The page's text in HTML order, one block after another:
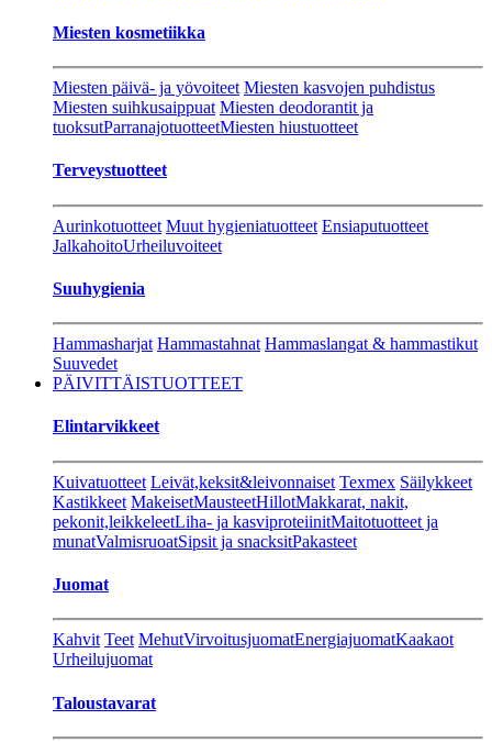
Miesten kosmetiikka
Miesten päivä- ja yövoiteet Miesten kasvojen puhdistus
Miesten suihkusaippuat Miesten deodorantit ja
tuoksutParranajotuotteetMiesten hiustuotteet
Terveystuotteet
Aurinkotuotteet Muut hygieniatuotteet Ensiaputuotteet
JalkahoitoUrheiluvoiteet
Suuhygienia
Hammasharjat Hammastahnat Hammaslangat & hammastikut
Suuvedet
PÄIVITTÄISTUOTTEET
Elintarvikkeet
Kuivatuotteet Leivät,keksit&leivonnaiset Texmex Säilykkeet
Kastikkeet MakeisetMausteetHillotMakkarat, nakit,
pekonit,leikkeleetLiha- ja kasviproteiinitMaitotuotteet ja
munatValmisruoatSipsit ja snacksitPakasteet
Juomat
Kahvit Teet MehutVirvoitusjuomatEnergiajuomatKaakaot
Urheilujuomat
Taloustavarat